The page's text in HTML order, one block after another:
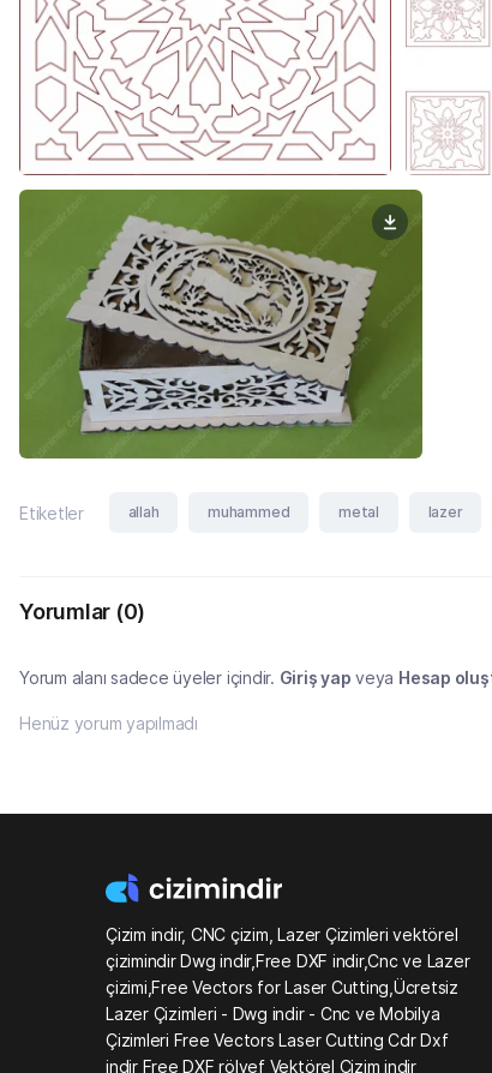
Etiketler allah muhammed metal lazer
Yorumlar (0)
Yorum alanı sadece üyeler içindir. Giriş yap veya Hesap
Henüz yorum yapılmadı
Çizim indir, CNC çizim, Lazer Çizimleri vektörel
çizimindir Dwg indir,Free DXF indir,Cnc ve Lazer
çizimi,Free Vectors for Laser Cutting,Ücretsiz
Lazer Çizimleri - Dwg indir - Cnc ve Mobilya
Çizimleri Free Vectors Laser Cutting Cdr Dxf
indir Free DXF rölyef Vektörel Çizim indir